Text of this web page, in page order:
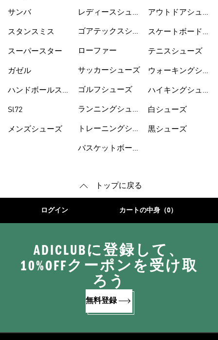
サンバ
スタンスミス
スーパースター
ガゼル
ハンドボールスペ
Sl72
メンズシューズ
レディースシュー
ゴアテックスシュ
ローファー
サッカーシューズ
ゴルフシューズ
ランニングシュー
トレーニングシュ
バスケットボール
シューズ
アウトドアシュー
スケートボードシ
テニスシューズ
ウォーキングシュ
ハイキングシュー
白シューズ
黒シューズ
トップに戻る
ログイン カートの中身（0）
ADICLUBに登録して、
10%OFFクーポンを受け取
ろう
無料登録